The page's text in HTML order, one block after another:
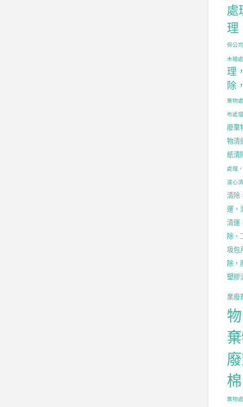
處
理
保公
木箱
理
除
棄物
布處理
廢棄
物清
紙清
處理
濾心
清除
運，
清運
除，
圾包
除，
塑膠
業廢
棄物